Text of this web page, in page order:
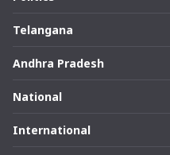
Telangana
Andhra Pradesh
National
International